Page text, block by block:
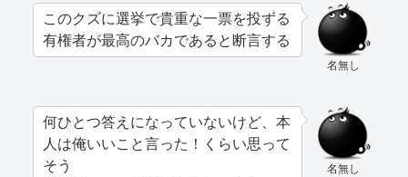
名無し
このクズに選挙で貴重な一票を投ずる
有権者が最高のバカであると断言する
名無し
何ひとつ答えになっていないけど、本
人は俺いいこと言った！くらい思って
そう